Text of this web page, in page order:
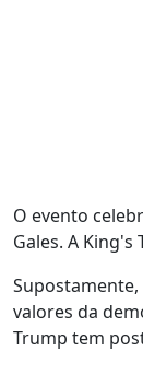
O evento
Gales. A
valores da
Trump tem